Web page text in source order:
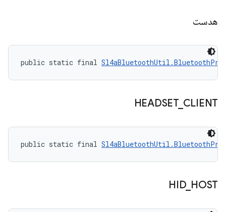
هدست
public static final
HEADSET_ CLIENT
public static final
HID_ HOST